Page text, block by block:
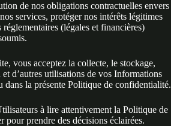
de nos obligations contractuelles envers
services, protéger nos intérêts légitimes
(légales et financières)
vous acceptez la collecte, le stockage,
d’autres utilisations de vos Informations
dans la présente Politique de confidentialité.
à lire attentivement la Politique de
pour prendre des décisions éclairées.